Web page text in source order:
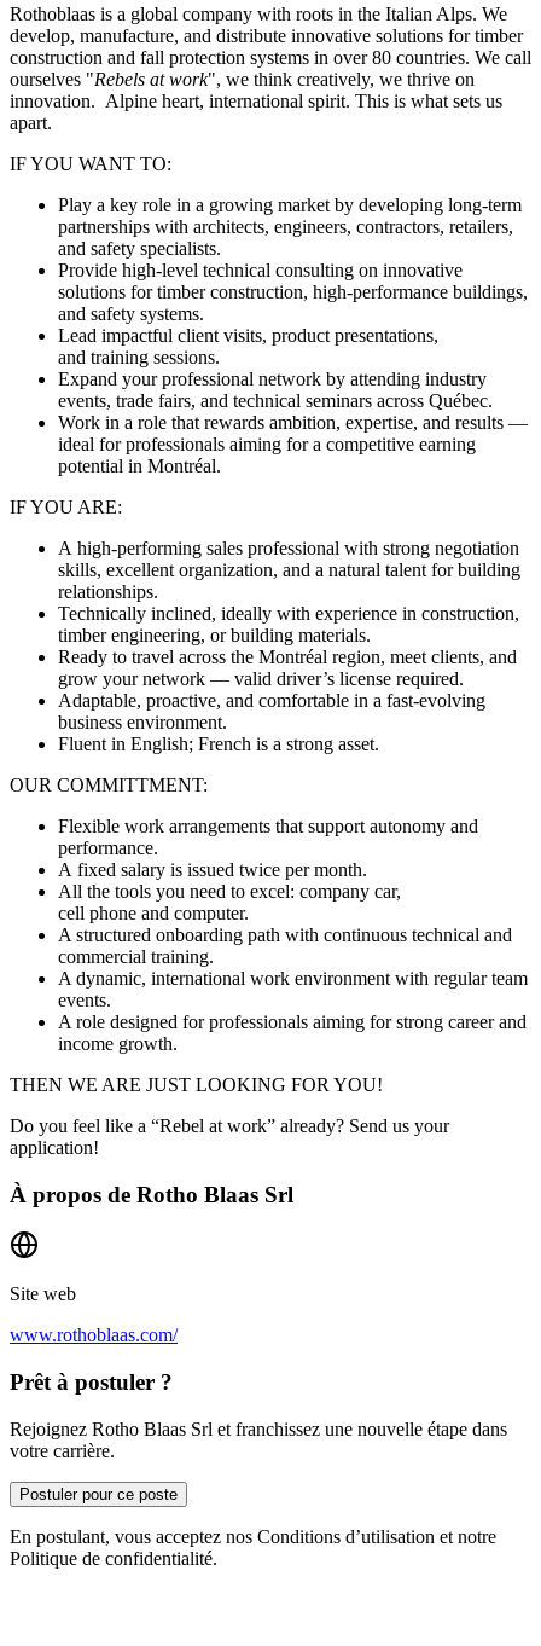
Rothoblaas is a global company with roots in the Italian Alps. We
develop, manufacture, and distribute innovative solutions for timber
construction and fall protection systems in over 80 countries. We call
ourselves "Rebels at work", we think creatively, we thrive on
innovation. Alpine heart, international spirit. This is what sets us
apart.
IF YOU WANT TO:
Play a key role in a growing market by developing long‑term
partnerships with architects, engineers, contractors, retailers,
and safety specialists.
Provide high‑level technical consulting on innovative
solutions for timber construction, high‑performance buildings,
and safety systems.
Lead impactful client visits, product presentations,
and training sessions.
Expand your professional network by attending industry
events, trade fairs, and technical seminars across Québec.
Work in a role that rewards ambition, expertise, and results —
ideal for professionals aiming for a competitive earning
potential in Montréal.
IF YOU ARE:
A high‑performing sales professional with strong negotiation
skills, excellent organization, and a natural talent for building
relationships.
Technically inclined, ideally with experience in construction,
timber engineering, or building materials.
Ready to travel across the Montréal region, meet clients, and
grow your network — valid driver’s license required.
Adaptable, proactive, and comfortable in a fast‑evolving
business environment.
Fluent in English; French is a strong asset.
OUR COMMITTMENT:
Flexible work arrangements that support autonomy and
performance.
A fixed salary is issued twice per month.
All the tools you need to excel: company car,
cell phone and computer.
A structured onboarding path with continuous technical and
commercial training.
A dynamic, international work environment with regular team
events.
A role designed for professionals aiming for strong career and
income growth.
THEN WE ARE JUST LOOKING FOR YOU!
Do you feel like a “Rebel at work” already? Send us your
application!
À propos de Rotho Blaas Srl
Site web
www.rothoblaas.com/
Prêt à postuler ?
Rejoignez Rotho Blaas Srl et franchissez une nouvelle étape dans
votre carrière.
Postuler pour ce poste
En postulant, vous acceptez nos Conditions d’utilisation et notre
Politique de confidentialité.